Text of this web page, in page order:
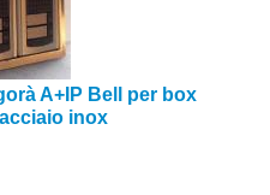
A+IP Bell per box
inox